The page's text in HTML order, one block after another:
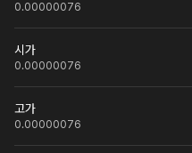
0.00000076
시가
0.00000076
고가
0.00000076